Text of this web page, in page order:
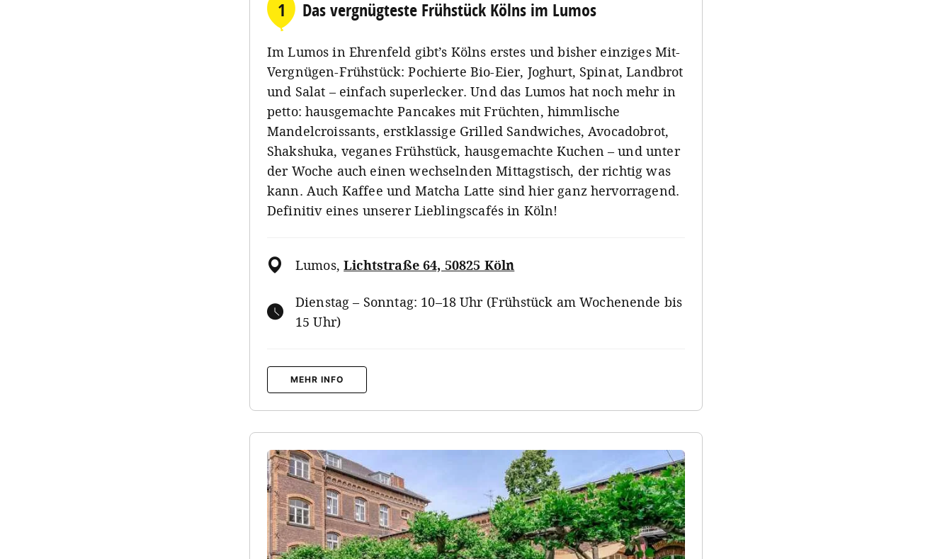
1 Das vergnügteste Frühstück Kölns im Lumos
Im Lumos in Ehrenfeld gibt’s Kölns erstes und bisher einziges Mit-
Vergnügen-Frühstück: Pochierte Bio-Eier, Joghurt, Spinat, Landbrot
und Salat – einfach superlecker. Und das Lumos hat noch mehr in
petto: hausgemachte Pancakes mit Früchten, himmlische
Mandelcroissants, erstklassige Grilled Sandwiches, Avocadobrot,
Shakshuka, veganes Frühstück, hausgemachte Kuchen – und unter
der Woche auch einen wechselnden Mittagstisch, der richtig was
kann. Auch Kaffee und Matcha Latte sind hier ganz hervorragend.
Definitiv eines unserer Lieblingscafés in Köln!
Lumos,Lichtstraße 64, 50825 Köln
Dienstag – Sonntag: 10–18 Uhr (Frühstück am Wochenende bis
15 Uhr)
MEHR INFO